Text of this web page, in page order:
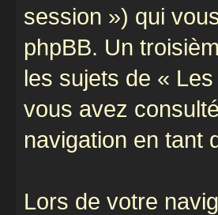
session ») qui
phpBB. Un
les sujets de «
vous avez
navigation en tant
Lors de votre